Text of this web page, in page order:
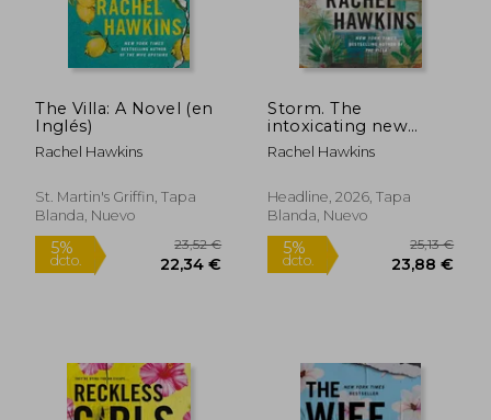
dcto. 27,26 € dcto.
The Villa: A Novel (en
Inglés)
Rachel Hawkins
St. Martin's Griffin, Tapa
Blanda, Nuevo
Storm. The
intoxicating new
thriller from the New
York Times
The Heiress (en
Inglés)
Rachel Hawkins
Headline, 2026, Tapa
Blanda, Nuevo